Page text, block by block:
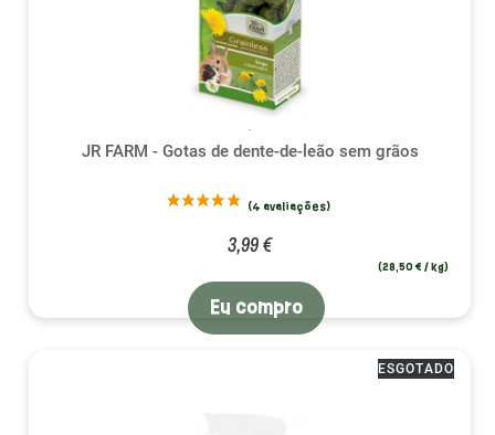
JR FARM - Gotas de dente-de-leão sem grãos
3,99 €
(28,50 € / kg)
Eu compro
ESGOTADO